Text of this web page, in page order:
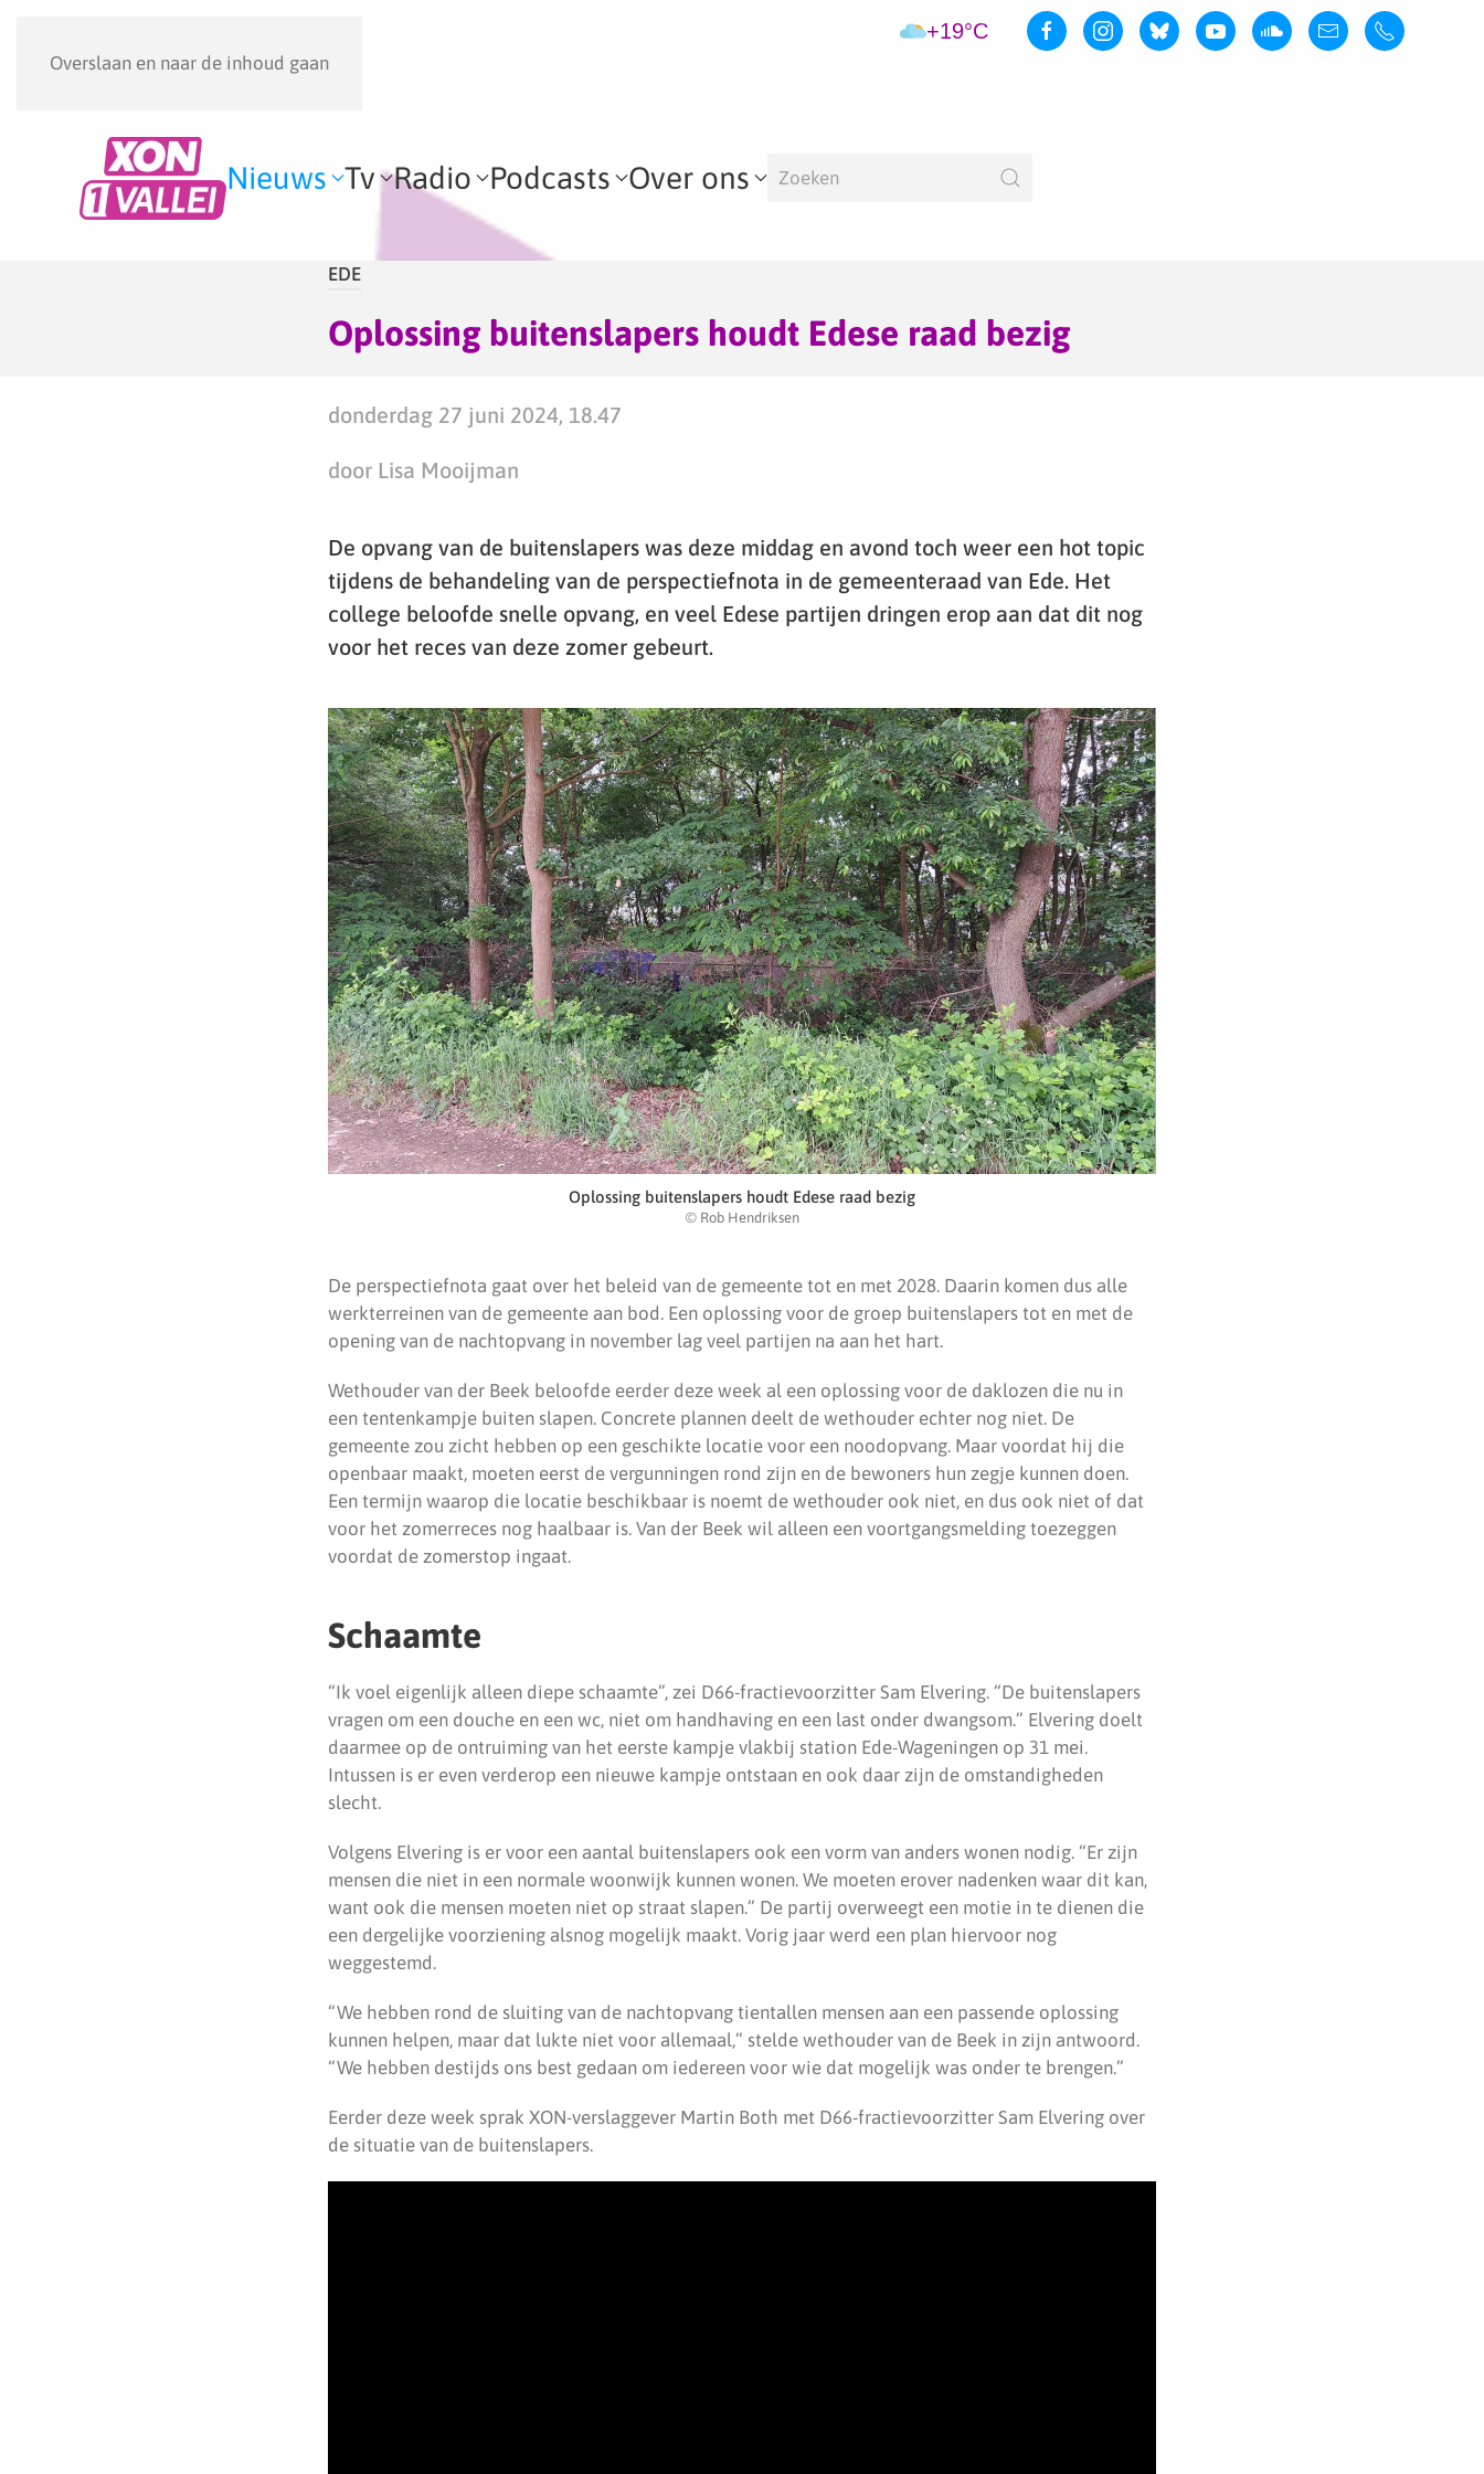
Overslaan en naar de inhoud gaan
+19°C
Nieuws Tv Radio Podcasts Over ons
EDE
Oplossing buitenslapers houdt Edese raad bezig
donderdag 27 juni 2024, 18.47
door Lisa Mooijman
De opvang van de buitenslapers was deze middag en avond toch weer een hot topic
tijdens de behandeling van de perspectiefnota in de gemeenteraad van Ede. Het
college beloofde snelle opvang, en veel Edese partijen dringen erop aan dat dit nog
voor het reces van deze zomer gebeurt.
Oplossing buitenslapers houdt Edese raad bezig
© Rob Hendriksen
De perspectiefnota gaat over het beleid van de gemeente tot en met 2028. Daarin komen dus alle
werkterreinen van de gemeente aan bod. Een oplossing voor de groep buitenslapers tot en met de
opening van de nachtopvang in november lag veel partijen na aan het hart.
Wethouder van der Beek beloofde eerder deze week al een oplossing voor de daklozen die nu in
een tentenkampje buiten slapen. Concrete plannen deelt de wethouder echter nog niet. De
gemeente zou zicht hebben op een geschikte locatie voor een noodopvang. Maar voordat hij die
openbaar maakt, moeten eerst de vergunningen rond zijn en de bewoners hun zegje kunnen doen.
Een termijn waarop die locatie beschikbaar is noemt de wethouder ook niet, en dus ook niet of dat
voor het zomerreces nog haalbaar is. Van der Beek wil alleen een voortgangsmelding toezeggen
voordat de zomerstop ingaat.
Schaamte
“Ik voel eigenlijk alleen diepe schaamte”, zei D66-fractievoorzitter Sam Elvering. “De buitenslapers
vragen om een douche en een wc, niet om handhaving en een last onder dwangsom.” Elvering doelt
daarmee op de ontruiming van het eerste kampje vlakbij station Ede-Wageningen op 31 mei.
Intussen is er even verderop een nieuwe kampje ontstaan en ook daar zijn de omstandigheden
slecht.
Volgens Elvering is er voor een aantal buitenslapers ook een vorm van anders wonen nodig. “Er zijn
mensen die niet in een normale woonwijk kunnen wonen. We moeten erover nadenken waar dit kan,
want ook die mensen moeten niet op straat slapen.” De partij overweegt een motie in te dienen die
een dergelijke voorziening alsnog mogelijk maakt. Vorig jaar werd een plan hiervoor nog
weggestemd.
“We hebben rond de sluiting van de nachtopvang tientallen mensen aan een passende oplossing
kunnen helpen, maar dat lukte niet voor allemaal,” stelde wethouder van de Beek in zijn antwoord.
“We hebben destijds ons best gedaan om iedereen voor wie dat mogelijk was onder te brengen.”
Eerder deze week sprak XON-verslaggever Martin Both met D66-fractievoorzitter Sam Elvering over
de situatie van de buitenslapers.